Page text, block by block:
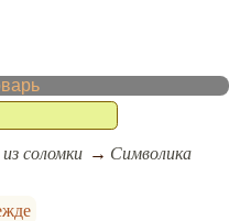
соломки
Символика